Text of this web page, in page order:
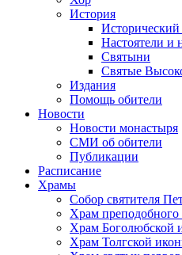
История
Исторический
Настоятели и
Святыни
Святые
Издания
Помощь обители
Новости
Новости монастыря
СМИ об обители
Публикации
Расписание
Храмы
Собор святителя
Храм преподобного
Храм Боголюбской
Храм Толгской